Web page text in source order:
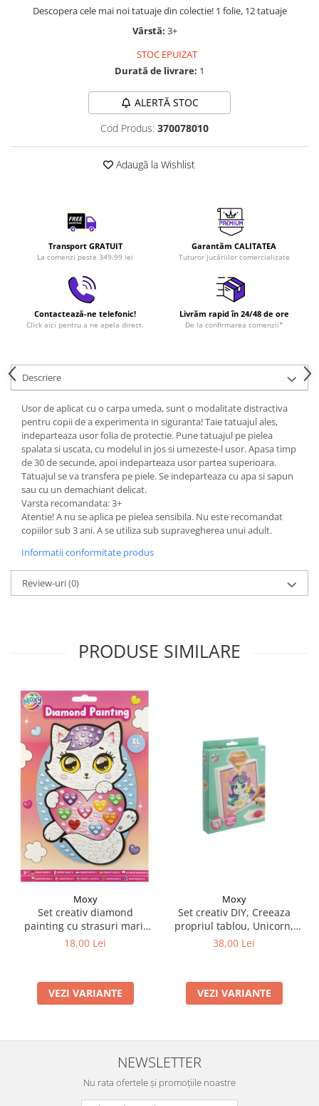
LEGO Art
LEGO Speed Champions
Descopera cele mai noi tatuaje din colectie! 1 folie, 12 tatuaje
Vârstă: 3+
STOC EPUIZAT
Durată de livrare: 1
ALERTĂ STOC
Cod Produs: 370078010
Adaugă la Wishlist
Transport GRATUIT
La comenzi peste 349.99 lei
Garantăm CALITATEA
Tuturor jucăriilor comercializate
Contactează-ne telefonic!
Click aici pentru a ne apela direct.
Livrăm rapid în 24/48 de ore
De la confirmarea comenzii*
Descriere
Usor de aplicat cu o carpa umeda, sunt o modalitate distractiva
pentru copii de a experimenta in siguranta! Taie tatuajul ales,
indeparteaza usor folia de protectie. Pune tatuajul pe pielea
spalata si uscata, cu modelul in jos si umezeste-l usor. Apasa timp
de 30 de secunde, apoi indeparteaza usor partea superioara.
Tatuajul se va transfera pe piele. Se indeparteaza cu apa si sapun
sau cu un demachiant delicat.
Varsta recomandata: 3+
Atentie! A nu se aplica pe pielea sensibila. Nu este recomandat
copiilor sub 3 ani. A se utiliza sub supravegherea unui adult.
Informatii conformitate produs
Review-uri(0)
PRODUSE SIMILARE
Moxy
Set creativ diamond
painting cu strasuri mari,
A5
18,00 Lei
VEZI VARIANTE
Moxy
Set creativ DIY, Creeaza
propriul tablou, Unicorn,
Moxy
38,00 Lei
VEZI VARIANTE
NEWSLETTER
Nu rata ofertele și promoțiile noastre